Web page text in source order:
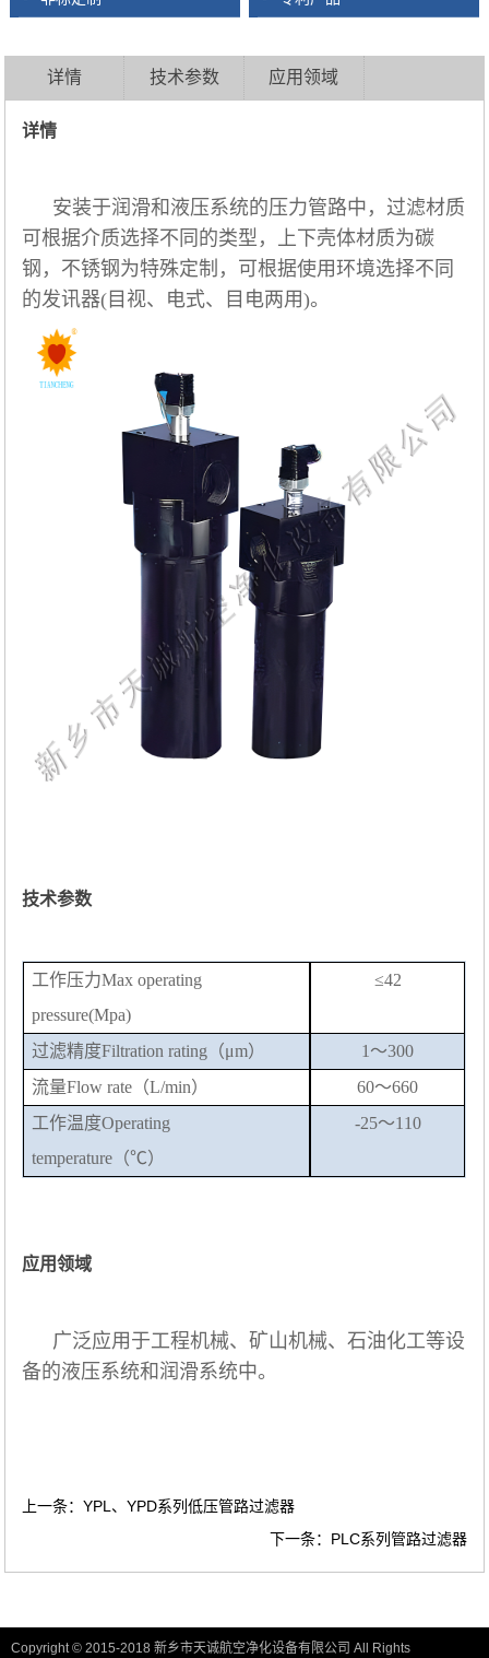
详情 技术参数 应用领域
详情
安装于润滑和液压系统的压力管路中，过滤材质
可根据介质选择不同的类型，上下壳体材质为碳
钢，不锈钢为特殊定制，可根据使用环境选择不同
的发讯器(目视、电式、目电两用)。
技术参数
工作压力Max operating
pressure(Mpa)
≤42
过滤精度Filtration rating （μm）
1～300
流量Flow rate （L/min）
60～660
工作温度Operating
temperature（℃）
-25～110
应用领域
广泛应用于工程机械、矿山机械、石油化工等设
备的液压系统和润滑系统中。
上一条：YPL、YPD系列低压管路过滤器
下一条：PLC系列管路过滤器
Copyright © 2015-2018 新乡市天诚航空净化设备有限公司 All Rights